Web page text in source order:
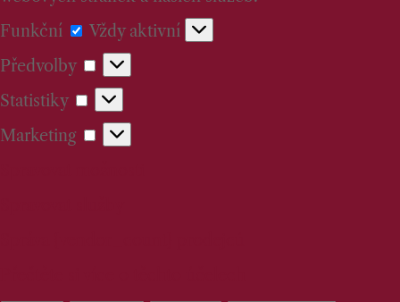
Funkční
Funkční
Vždy aktivní
Předvolby
Předvolby
Statistiky
Statistiky
Marketing
Marketing